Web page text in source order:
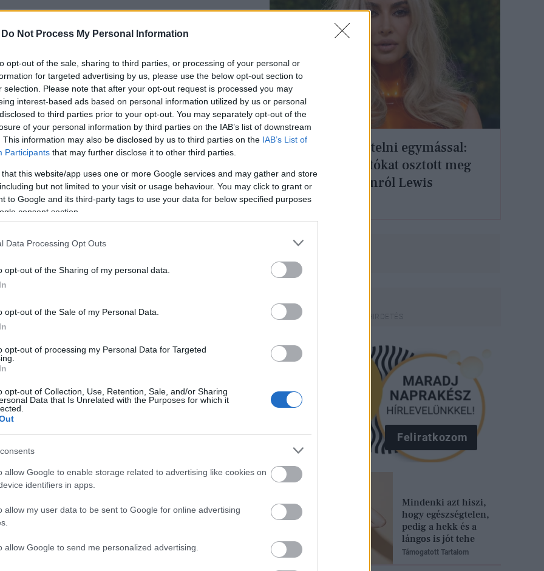
Do Not Process My Personal Information
opt-out of the sale, sharing to third parties, or processing of your personal or
for targeted advertising by us, please use the below opt-out section to
selection. Please note that after your opt-out request is processed you may
interest-based ads based on personal information utilized by us or personal
to third parties prior to your opt-out. You may separately opt-out of the
of your personal information by third parties on the IAB’s list of downstream
This information may also be disclosed by us to third parties on the IAB’s List of
Participants that may further disclose it to other third parties.
that this website/app uses one or more Google services and may gather and store
but not limited to your visit or usage behaviour. You may click to grant or
to Google and its third-party tags to use your data for below specified purposes
consent section.
Data Processing Opt Outs
opt-out of the Sharing of my personal data.
opt-out of the Sale of my Personal Data.
opt-out of processing my Personal Data for Targeted
opt-out of Collection, Use, Retention, Sale, and/or Sharing
Data that Is Unrelated with the Purposes for which it
allow Google to enable storage related to advertising like cookies on
identifiers in apps.
allow my user data to be sent to Google for online advertising
allow Google to send me personalized advertising.
Nem tudnak betelni egymással:
sokatmondó fotókat osztott meg
Kim Kardashianról Lewis
Hamilton
benne lévő információk elavultak
Pinterest
saját márkája. A hatszoros
is részt vesz a termékek
kollekciójában főleg táskákkal,
valamint pénztárcákkal és
kínálatából.
Feliratkozom
Mindenki azt hiszi,
hogy egészségtelen,
pedig a hekk és a
lángos is jót tehe
Támogatott Tartalom